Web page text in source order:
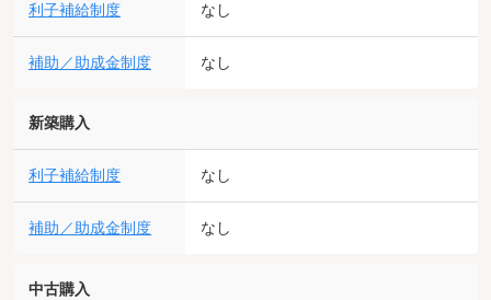
利子補給制度 なし
補助／助成金制度 なし
新築購入
利子補給制度 なし
補助／助成金制度 なし
中古購入